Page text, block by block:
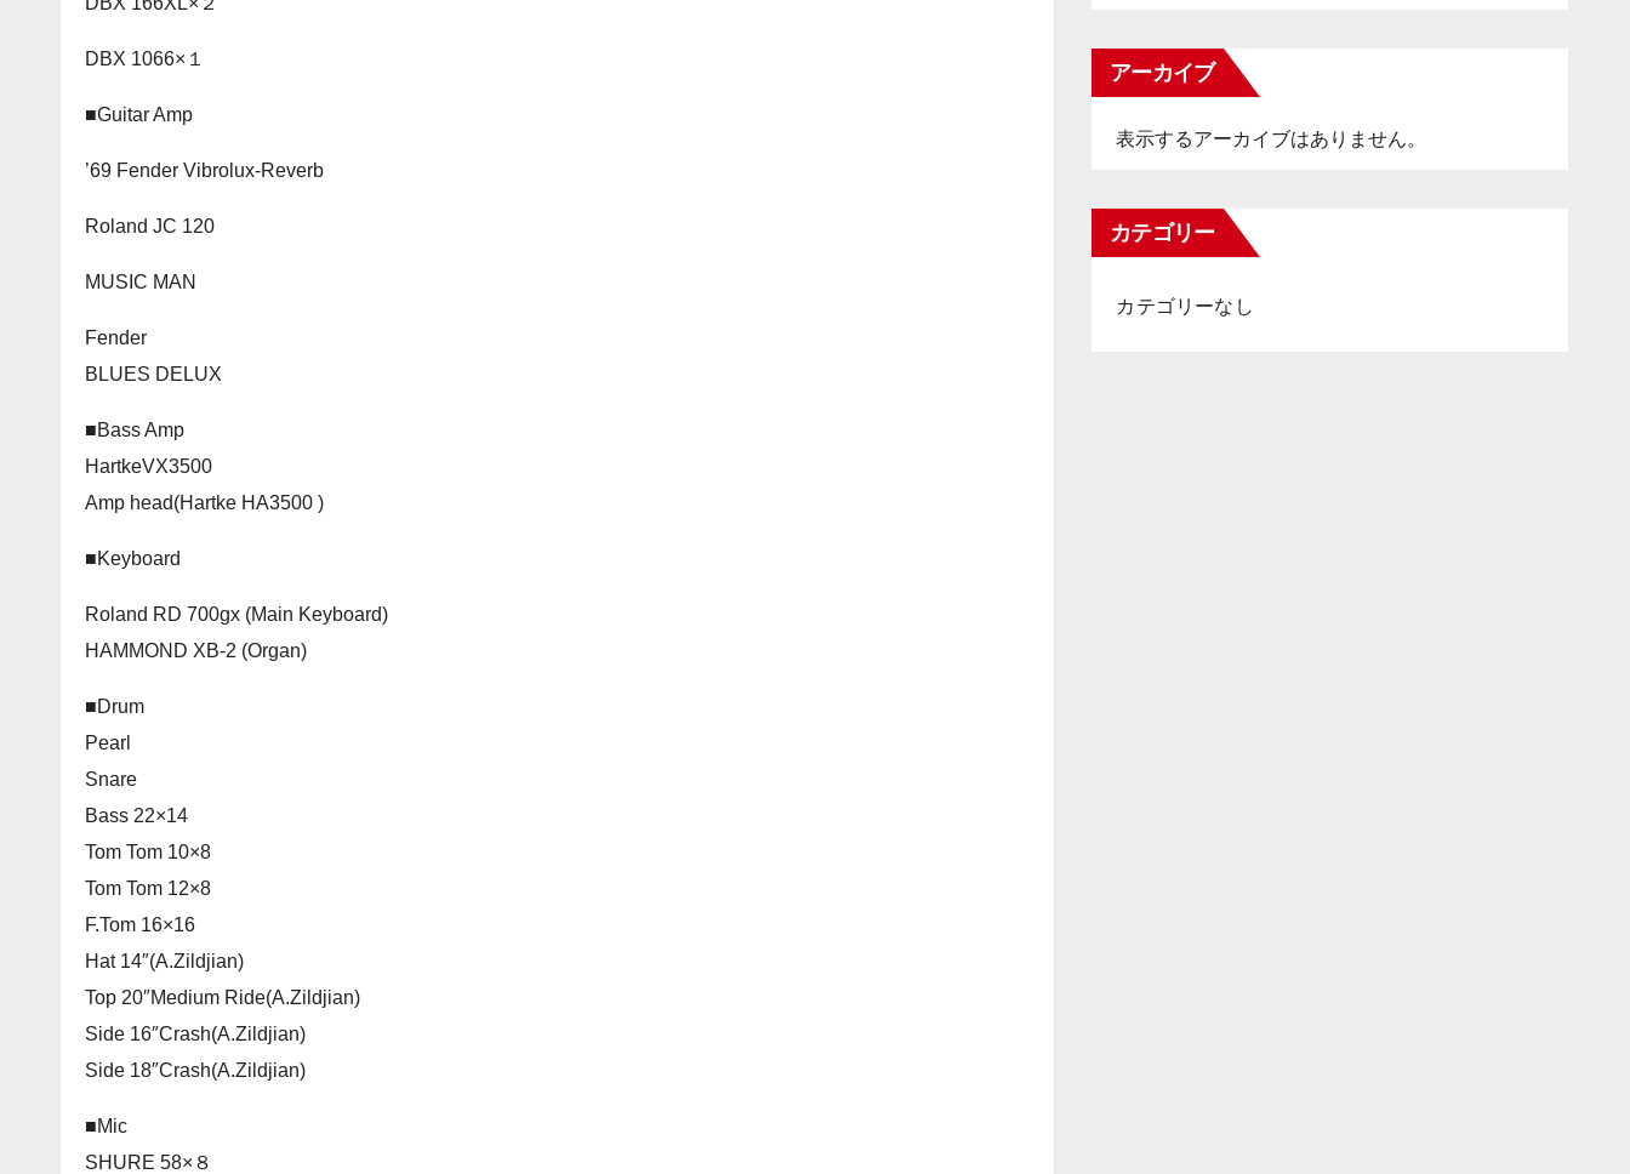
DBX 1066×１
■Guitar Amp
’69 Fender Vibrolux-Reverb
Roland JC 120
MUSIC MAN
Fender
BLUES DELUX
■Bass Amp
HartkeVX3500
Amp head(Hartke HA3500 )
■Keyboard
Roland RD 700gx (Main Keyboard)
HAMMOND XB-2 (Organ)
■Drum
Pearl
Snare
Bass 22×14
Tom Tom 10×8
Tom Tom 12×8
F.Tom 16×16
Hat 14″(A.Zildjian)
Top 20″Medium Ride(A.Zildjian)
Side 16″Crash(A.Zildjian)
Side 18″Crash(A.Zildjian)
■Mic
SHURE 58×８
アーカイブ
表示するアーカイブはありません。
カテゴリー
カテゴリーなし